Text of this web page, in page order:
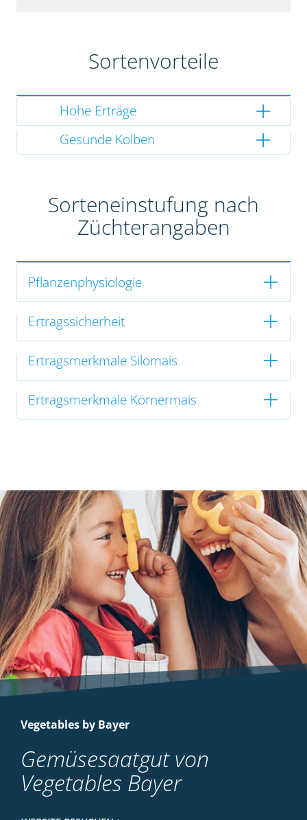
Sortenvorteile
Hohe Erträge
Gesunde Kolben
Sorteneinstufung nach
Züchterangaben
Pflanzenphysiologie
Ertragssicherheit
Ertragsmerkmale Silomais
Ertragsmerkmale Körnermais
Vegetables by Bayer
Gemüsesaatgut von
Vegetables Bayer